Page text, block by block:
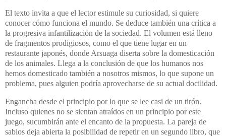
El texto invita a que el lector estimule su curiosidad, si quiere
conocer cómo funciona el mundo. Se deduce también una crítica a
la progresiva infantilización de la sociedad. El volumen está lleno
de fragmentos prodigiosos, como el que tiene lugar en un
restaurante japonés, donde Arsuaga diserta sobre la domesticación
de los animales. Llega a la conclusión de que los humanos nos
hemos domesticado también a nosotros mismos, lo que supone un
problema, pues alguien podría aprovecharse de su actual docilidad.
Engancha desde el principio por lo que se lee casi de un tirón.
Incluso quienes no se sientan atraídos en un principio por este
juego, sucumbirán ante el encanto de la propuesta. La pareja de
sabios deja abierta la posibilidad de repetir en un segundo libro, que